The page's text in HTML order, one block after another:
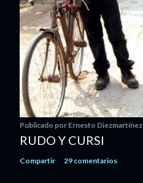
Publicado por Ernesto Diezmartínez
RUDO Y CURSI
Compartir 29 comentarios